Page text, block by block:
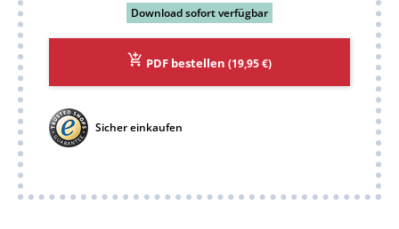
Download sofort verfügbar
PDF bestellen(19,95 €)
Sicher einkaufen